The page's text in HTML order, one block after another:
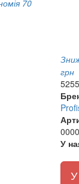
70
грн
525
У